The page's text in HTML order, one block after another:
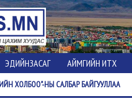
ЭДИЙНЗАСАГ АЙМГИЙН ИТХ
ХОЛБОО"-НЫ САЛБАР БАЙГУУЛЛАА